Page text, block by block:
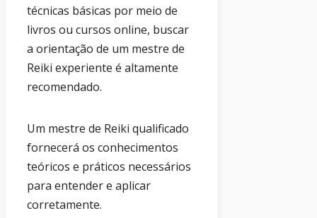
técnicas básicas por meio de
livros ou cursos online, buscar
a orientação de um mestre de
Reiki experiente é altamente
recomendado.
Um mestre de Reiki qualificado
fornecerá os conhecimentos
teóricos e práticos necessários
para entender e aplicar
corretamente.